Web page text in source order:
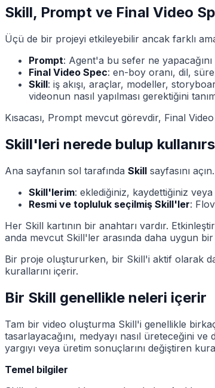
Skill, Prompt ve Final Video
Üçü de bir projeyi etkileyebilir ancak farklı
Prompt: Agent'a bu sefer ne
Final Video Spec: en-boy oranı, dil,
Skill: iş akışı, araçlar, modeller,
videonun nasıl yapılması gerektiğini
Kısacası, Prompt mevcut görevdir, Final
Skill'leri nerede bulup
Ana sayfanın sol tarafında Skill sayfasını
Skill'lerim: eklediğiniz, kaydettiğiniz
Resmi ve topluluk seçilmiş Skill'ler:
Her Skill kartının bir anahtarı vardır.
anda mevcut Skill'ler arasında daha uygun bir
Bir proje oluştururken, bir Skill'i aktif olarak
kurallarını içerir.
Bir Skill genellikle neleri içerir
Tam bir video oluşturma Skill'i genellikle
tasarlayacağını, medyayı nasıl üreteceğini
yargıyı veya üretim sonuçlarını değiştiren
Temel bilgiler